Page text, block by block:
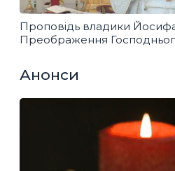
Проповідь владики
Преображення
Анонси